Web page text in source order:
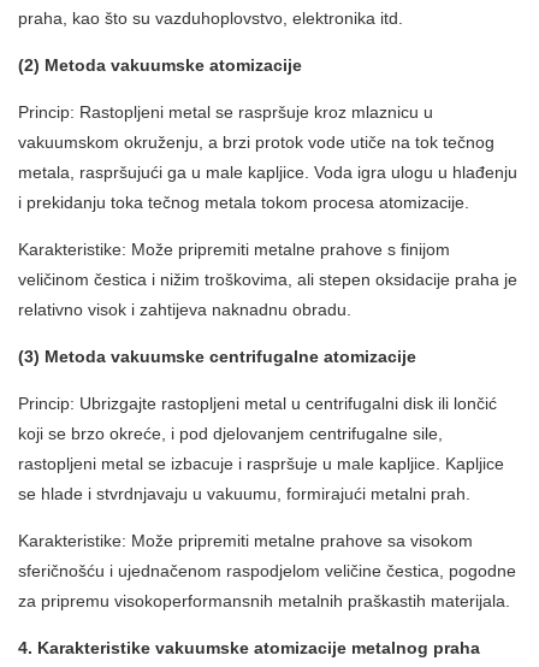
praha, kao što su vazduhoplovstvo, elektronika itd.
(2) Metoda vakuumske atomizacije
Princip: Rastopljeni metal se raspršuje kroz mlaznicu u
vakuumskom okruženju, a brzi protok vode utiče na tok tečnog
metala, raspršujući ga u male kapljice. Voda igra ulogu u hlađenju
i prekidanju toka tečnog metala tokom procesa atomizacije.
Karakteristike: Može pripremiti metalne prahove s finijom
veličinom čestica i nižim troškovima, ali stepen oksidacije praha je
relativno visok i zahtijeva naknadnu obradu.
(3) Metoda vakuumske centrifugalne atomizacije
Princip: Ubrizgajte rastopljeni metal u centrifugalni disk ili lončić
koji se brzo okreće, i pod djelovanjem centrifugalne sile,
rastopljeni metal se izbacuje i raspršuje u male kapljice. Kapljice
se hlade i stvrdnjavaju u vakuumu, formirajući metalni prah.
Karakteristike: Može pripremiti metalne prahove sa visokom
sferičnošću i ujednačenom raspodjelom veličine čestica, pogodne
za pripremu visokoperformansnih metalnih praškastih materijala.
4. Karakteristike vakuumske atomizacije metalnog praha